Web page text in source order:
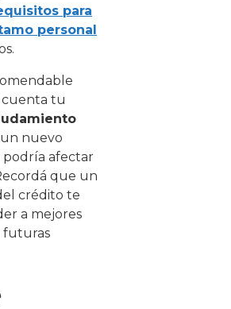
para
personal
tu
nuevo
afectar
que un
crédito te
a mejores
futuras